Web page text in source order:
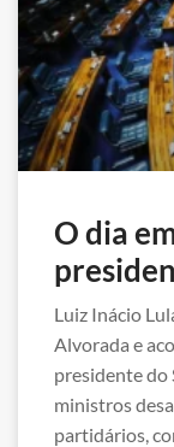
O dia
Luiz Inácio
Alvorada e
presidente do
ministros
partidários,